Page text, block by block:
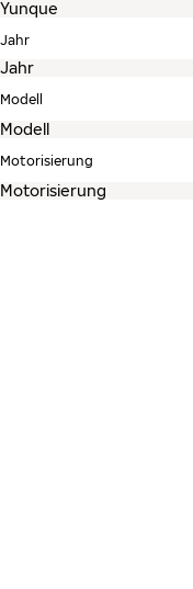
Jahr
Modell
Motorisierung